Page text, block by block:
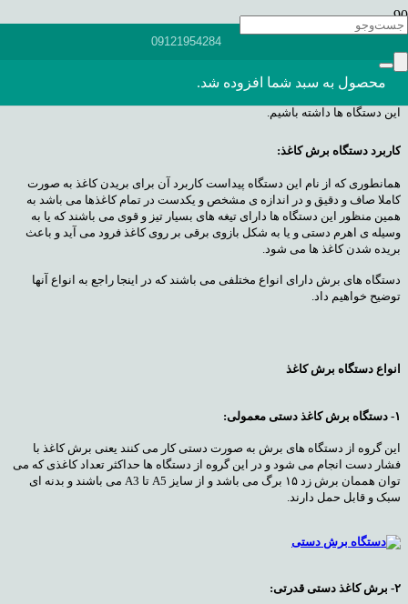
09121954284
محصول به سبد شما افزوده شد.
تا زمانی که کاغذ وجود داشته باشد برش کاغذ هم مطرح می باشد و کاربرد دارد
بنابراین دستگاه های برش کاغذ بسیار مورد استفاده و بسیار پرطرفدار هستند و
براساس کاری که انجام می دهند از مدلهای ساده ی دستی تا مدلهای دستگاه برش
کاغذ برقی تمام اتوماتیک متغیر می باشند برای همین نیاز است به کاربرد دستگاه
این دستگاه ها داشته باشیم.
کاربرد دستگاه برش کاغذ:
همانطوری که از نام این دستگاه پیداست کاربرد آن برای بریدن کاغذ به صورت
کاملا صاف و دقیق و در اندازه ی مشخص و یکدست در تمام کاغذها می باشد به
همین منظور این دستگاه ها دارای تیغه های بسیار تیز و قوی می باشند که یا به
وسیله ی اهرم دستی و یا به شکل بازوی برقی بر روی کاغذ فرود می آید و باعث
بریده شدن کاغذ ها می شود.
دستگاه های برش دارای انواع مختلفی می باشند که در اینجا راجع به انواع آنها
توضیح خواهیم داد.
انواع دستگاه برش کاغذ
۱- دستگاه برش کاغذ دستی معمولی:
این گروه از دستگاه های برش به صورت دستی کار می کنند یعنی برش کاغذ با
فشار دست انجام می شود و در این گروه از دستگاه ها حداکثر تعداد کاغذی که می
توان هممان برش زد ۱۵ برگ می باشد و از سایز A5 تا A3 می باشند و بدنه ای
سبک و قابل حمل دارند.
۲- برش کاغذ دستی قدرتی: